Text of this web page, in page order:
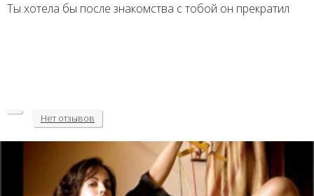
Ты хотела бы после знакомства с тобой он прекратил
Нет отзывов